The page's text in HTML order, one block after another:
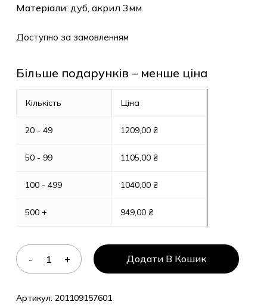
Матеріали: дуб, акрил 3мм
Доступно за замовленням
Більше подарунків – менше ціна
Кількість
20 - 49
50 - 99
100 - 499
500 +
Ціна
1209,00 ₴
1105,00 ₴
1040,00 ₴
949,00 ₴
Додати В Кошик
Артикул: 201109157601